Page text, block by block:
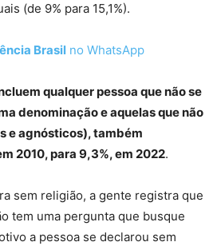
(de 9% para 15,1%).
Brasil no WhatsApp
qualquer pessoa que não se
denominação e aquelas que não
e agnósticos), também
2010, para 9,3%, em 2022.
sem religião, a gente registra que
tem uma pergunta que busque
a pessoa se declarou sem